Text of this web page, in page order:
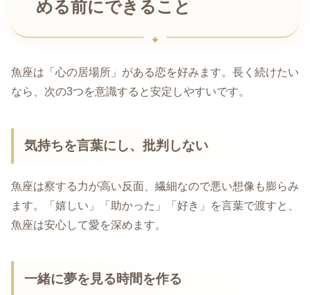
める前にできること
魚座は「心の居場所」がある恋を好みます。長く続けたい
なら、次の3つを意識すると安定しやすいです。
気持ちを言葉にし、批判しない
魚座は察する力が高い反面、繊細なので悪い想像も膨らみ
ます。「嬉しい」「助かった」「好き」を言葉で渡すと、
魚座は安心して愛を深めます。
一緒に夢を見る時間を作る